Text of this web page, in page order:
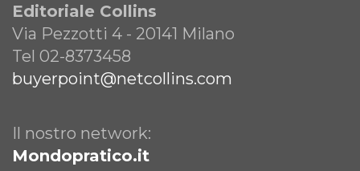
Editoriale Collins
Via Pezzotti 4 - 20141 Milano
Tel 02-8373458
buyerpoint@netcollins.com
Il nostro network:
Mondopratico.it